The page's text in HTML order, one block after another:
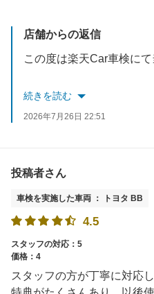
店舗からの返信
車検の期限が迫る中でお役に立てたこと、またお預かり日数についてもご満足いただけて大変嬉し
続きを読む
2026年7月26日 22:51
投稿者さん
車検を実施した車両 ： トヨタ BB
4.5
スタッフの対応：5
価格：4
スタッフの方が丁寧に対応